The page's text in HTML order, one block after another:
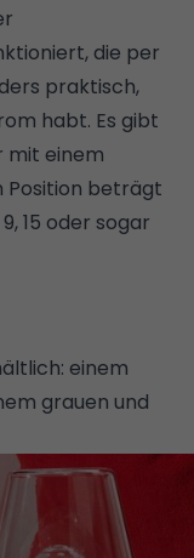
die per
praktisch,
habt. Es gibt
mit einem
Position beträgt
15 oder sogar
einem
grauen und